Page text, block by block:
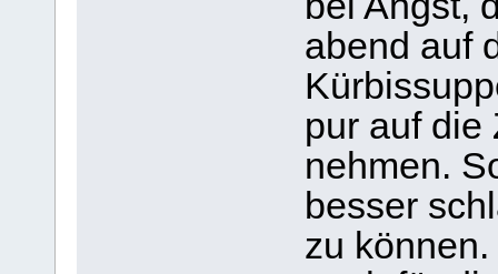
abend auf
pur auf die
nehmen.
besser
zu